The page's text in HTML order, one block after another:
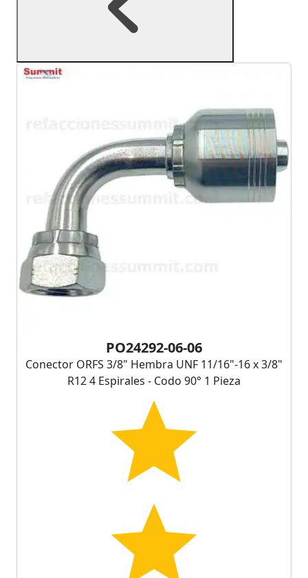
PO24292-06-06
Conector ORFS 3/8" Hembra UNF 11/16"-16 x 3/8"
R12 4 Espirales - Codo 90° 1 Pieza